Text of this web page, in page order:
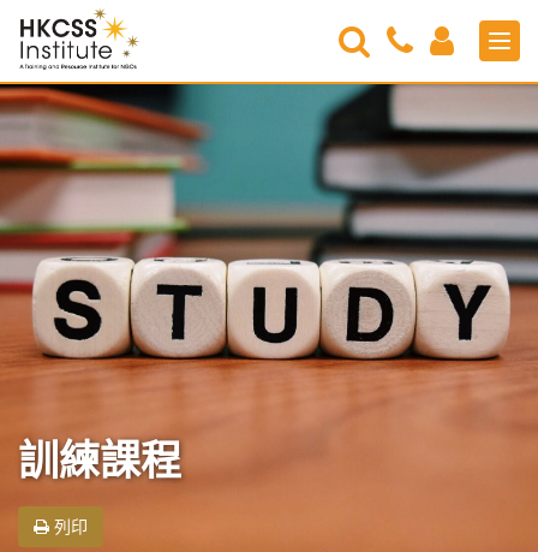
HKCSS
Institute
Search
Contact
Us
Login
訓練課程
列印